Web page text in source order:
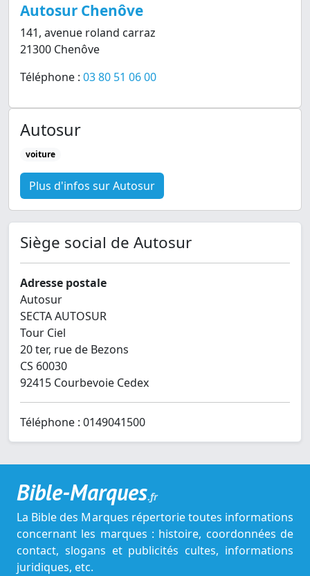
Autosur Chenôve
141, avenue roland carraz
21300 Chenôve
Téléphone : 03 80 51 06 00
Autosur
voiture
Plus d'infos sur Autosur
Siège social de Autosur
Adresse postale
Autosur
SECTA AUTOSUR
Tour Ciel
20 ter, rue de Bezons
CS 60030
92415 Courbevoie Cedex
Téléphone : 0149041500
Bible-Marques.fr
La Bible des Marques répertorie toutes informations
concernant les marques : histoire, coordonnées de
contact, slogans et publicités cultes, informations
juridiques, etc.